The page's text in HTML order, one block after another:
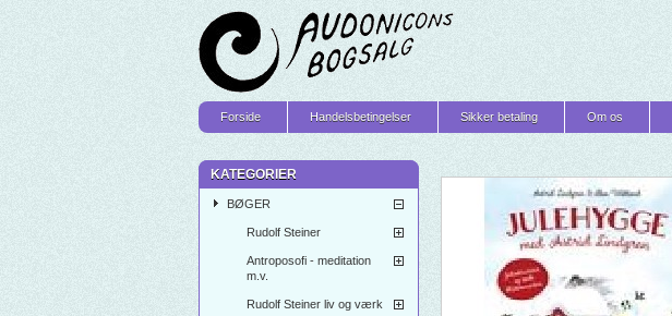
Forside Handelsbetingelser Sikker betaling Om os
KATEGORIER
BØGER
Rudolf Steiner
Antroposofi - meditation
m.v.
Rudolf Steiner liv og værk